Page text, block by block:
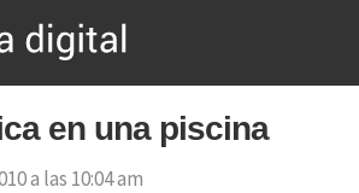
en una piscina
a las 10:04 am